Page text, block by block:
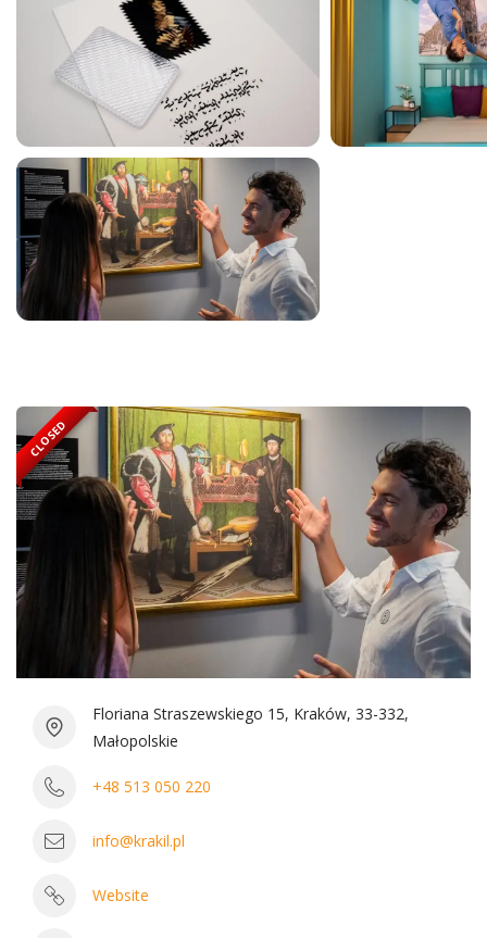
CLOSED
Floriana Straszewskiego 15, Kraków, 33-332,
Małopolskie
+48 513 050 220
info@krakil.pl
Website